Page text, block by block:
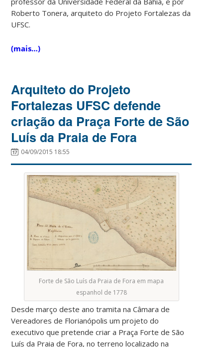
Roberto Tonera, arquiteto do Projeto Fortalezas da
UFSC.
(mais…)
Arquiteto do Projeto
Fortalezas UFSC defende
criação da Praça Forte de São
Luís da Praia de Fora
04/09/2015 18:55
Forte de São Luís da Praia de Fora em mapa
espanhol de 1778
Desde março deste ano tramita na Câmara de
Vereadores de Florianópolis um projeto do
executivo que pretende criar a Praça Forte de São
Luís da Praia de Fora, no terreno localizado na